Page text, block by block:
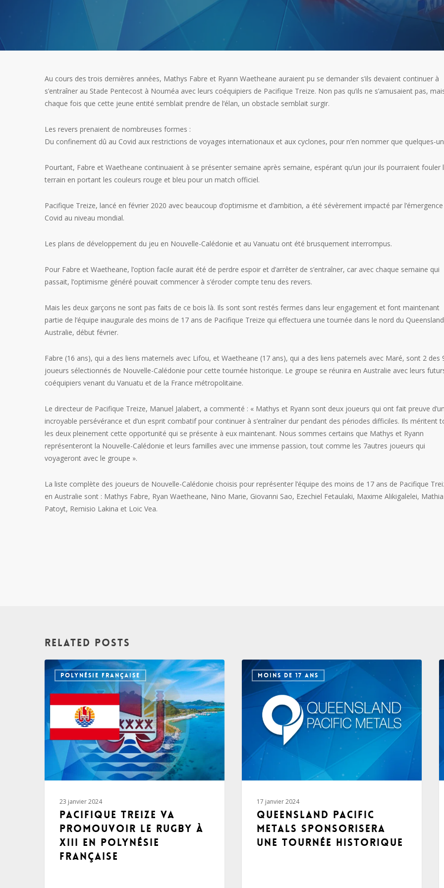
Au cours des trois dernières années, Mathys Fabre et Ryann Waetheane auraient pu se demander s’ils devaient continuer à
s’entraîner au Stade Pentecost à Nouméa avec leurs coéquipiers de Pacifique Treize. Non pas qu’ils ne s’amusaient pas,
chaque fois que cette jeune entité semblait prendre de l’élan, un obstacle semblait surgir.
Les revers prenaient de nombreuses formes :
Du confinement dû au Covid aux restrictions de voyages internationaux et aux cyclones, pour n’en nommer que quelques-
Pourtant, Fabre et Waetheane continuaient à se présenter semaine après semaine, espérant qu’un jour ils pourraient fouler
terrain en portant les couleurs rouge et bleu pour un match officiel.
Pacifique Treize, lancé en février 2020 avec beaucoup d’optimisme et d’ambition, a été sévèrement impacté par
Covid au niveau mondial.
Les plans de développement du jeu en Nouvelle-Calédonie et au Vanuatu ont été brusquement interrompus.
Pour Fabre et Waetheane, l’option facile aurait été de perdre espoir et d’arrêter de s’entraîner, car avec chaque semaine qui
passait, l’optimisme généré pouvait commencer à s’éroder compte tenu des revers.
Mais les deux garçons ne sont pas faits de ce bois là. Ils sont sont restés fermes dans leur engagement et font maintenant
partie de l’équipe inaugurale des moins de 17 ans de Pacifique Treize qui effectuera une tournée dans le nord du
Australie, début février.
Fabre (16 ans), qui a des liens maternels avec Lifou, et Waetheane (17 ans), qui a des liens paternels avec Maré, sont 2 des
joueurs sélectionnés de Nouvelle-Calédonie pour cette tournée historique. Le groupe se réunira en Australie avec leurs
coéquipiers venant du Vanuatu et de la France métropolitaine.
Le directeur de Pacifique Treize, Manuel Jalabert, a commenté : « Mathys et Ryann sont deux joueurs qui ont fait preuve
incroyable persévérance et d’un esprit combatif pour continuer à s’entraîner dur pendant des périodes difficiles. Ils méritent
les deux pleinement cette opportunité qui se présente à eux maintenant. Nous sommes certains que Mathys et Ryann
représenteront la Nouvelle-Calédonie et leurs familles avec une immense passion, tout comme les 7autres joueurs qui
voyageront avec le groupe ».
La liste complète des joueurs de Nouvelle-Calédonie choisis pour représenter l’équipe des moins de 17 ans de Pacifique
en Australie sont : Mathys Fabre, Ryan Waetheane, Nino Marie, Giovanni Sao, Ezechiel Fetaulaki, Maxime Alikigalelei,
Patoyt, Remisio Lakina et Loic Vea.
Related Posts
POLYNÉSIE FRANÇAISE
23 janvier 2024
Pacifique Treize va
promouvoir le rugby à
XIII en Polynésie
française
MOINS DE 17 ANS
17 janvier 2024
Queensland Pacific
Metals sponsorisera
une tournée historique